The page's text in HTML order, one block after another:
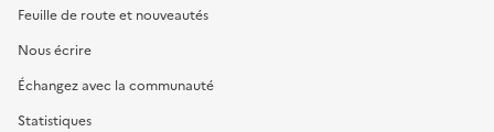
Feuille de route et nouveautés
Nous écrire
Échangez avec la communauté
Statistiques